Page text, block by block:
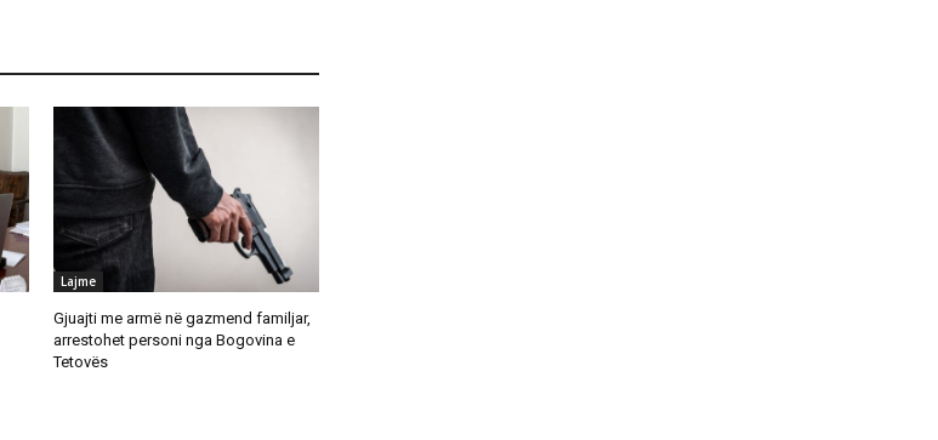
Lajme
Gjuajti me armë në gazmend familjar,
arrestohet personi nga Bogovina e
Tetovës